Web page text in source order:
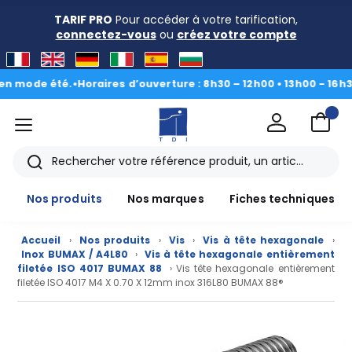
TARIF PRO Pour accéder à votre tarification,
connectez-vousou créez votre compte
été.•Horaires d’ouverture : 8h30 – 12h00 • 13h00 - 16h30| Du
menu
Rechercher
Nos produits
Nos marques Fiches techniques
Accueil › Nos produits › Vis › Vis à tête hexagonale
›
Inox BUMAX / A4L80
› Vis à tête hexagonale entièrement
filetée ISO 4017 BUMAX 88
› Vis tête hexagonale entièrement
filetée ISO 4017 M4 X 0.70 X 12mm inox 316L80 BUMAX 88®